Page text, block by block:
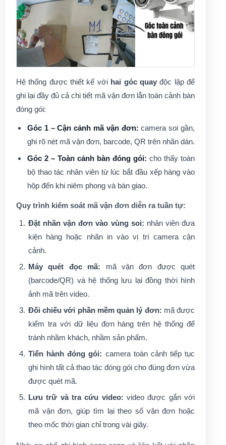
Hệ thống được thiết kế với hai góc quayđộc lập để
ghi lại đầy đủ cả chi tiết mã vận đơn lẫn toàn cảnh bàn
đóng gói:
Góc 1 – Cận cảnh mã vận đơn: camera soi gần,
ghi rõ nét mã vận đơn, barcode, QR trên nhãn dán.
Góc 2 – Toàn cảnh bàn đóng gói: cho thấy toàn
bộ thao tác nhân viên từ lúc bắt đầu xếp hàng vào
hộp đến khi niêm phong và bàn giao.
Quy trình kiểm soát mã vận đơn diễn ra tuần tự:
Đặt nhãn vận đơn vào vùng soi: nhân viên đưa
kiện hàng hoặc nhãn in vào vị trí camera cận
cảnh.
Máy quét đọc mã: mã vận đơn được quét
(barcode/QR) và hệ thống lưu lại đồng thời hình
ảnh mã trên video.
Đối chiếu với phần mềm quản lý đơn: mã được
kiểm tra với dữ liệu đơn hàng trên hệ thống để
tránh nhầm khách, nhầm sản phẩm.
Tiến hành đóng gói: camera toàn cảnh tiếp tục
ghi hình tất cả thao tác đóng gói cho đúng đơn vừa
được quét mã.
Lưu trữ và tra cứu video: video được gắn với
mã vận đơn, giúp tìm lại theo số vận đơn hoặc
theo mốc thời gian chỉ trong vài giây.